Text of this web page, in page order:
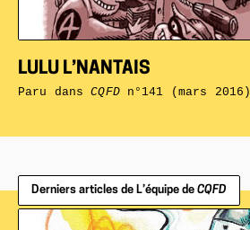
LULU L’NANTAIS
Paru dansCQFDn°141 (mars 2016)
Derniers articles de L’équipe de CQFD